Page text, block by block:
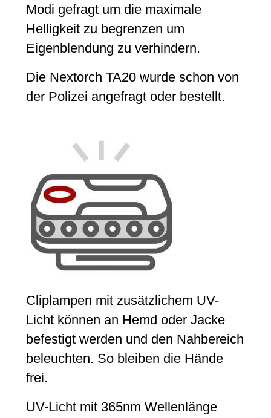
Modi gefragt um die maximale
Helligkeit zu begrenzen um
Eigenblendung zu verhindern.
Die Nextorch TA20 wurde schon von
der Polizei angefragt oder bestellt.
Cliplampen mit zusätzlichem UV-
Licht können an Hemd oder Jacke
befestigt werden und den Nahbereich
beleuchten. So bleiben die Hände
frei.
UV-Licht mit 365nm Wellenlänge